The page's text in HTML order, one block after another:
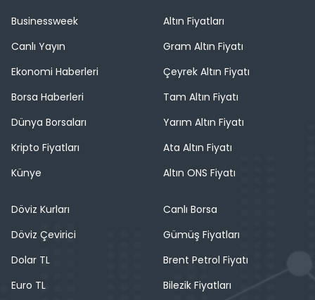
Businessweek
Canlı Yayın
Ekonomi Haberleri
Borsa Haberleri
Dünya Borsaları
Kripto Fiyatları
Künye
Altın Fiyatları
Gram Altın Fiyatı
Çeyrek Altın Fiyatı
Tam Altın Fiyatı
Yarım Altın Fiyatı
Ata Altın Fiyatı
Altın ONS Fiyatı
Döviz Kurları
Döviz Çevirici
Dolar TL
Euro TL
Canlı Borsa
Gümüş Fiyatları
Brent Petrol Fiyatı
Bilezik Fiyatları